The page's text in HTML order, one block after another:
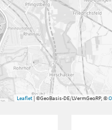
Leaflet| ©GeoBasis-DE/LVermGeoRP, ©